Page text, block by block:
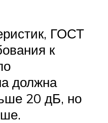
ГОСТ
к
должна
20 дБ, но